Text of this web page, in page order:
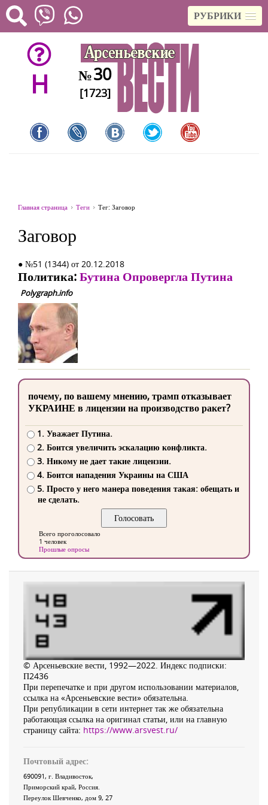
РУБРИКИ
H №30
[1723]
Главная страница Теги Тег: Заговор
Заговор
● №51 (1344) от 20.12.2018
Политика:Бутина Опровергла Путина
Polygraph.info
почему, по вашему мнению, трамп отказывает
УКРАИНЕ в лицензии на производство ракет?
1. Уважает Путина.
2. Боится увеличить эскалацию конфликта.
3. Никому не дает такие лицензии.
4. Боится нападения Украины на США
5. Просто у него манера поведения такая: обещать и
не сделать.
Всего проголосовало
1 человек
Прошлые опросы
© Арсеньевские вести, 1992—2022. Индекс подписки:
П2436
При перепечатке и при другом использовании материалов,
ссылка на «Арсеньевские вести» обязательна.
При републикации в сети интернет так же обязательна
работающая ссылка на оригинал статьи, или на главную
страницу сайта: https://www.arsvest.ru/
Почтовый адрес:
690091, г. Владивосток,
Приморский край, Россия
Переулок Шевченко, дом 9, 27